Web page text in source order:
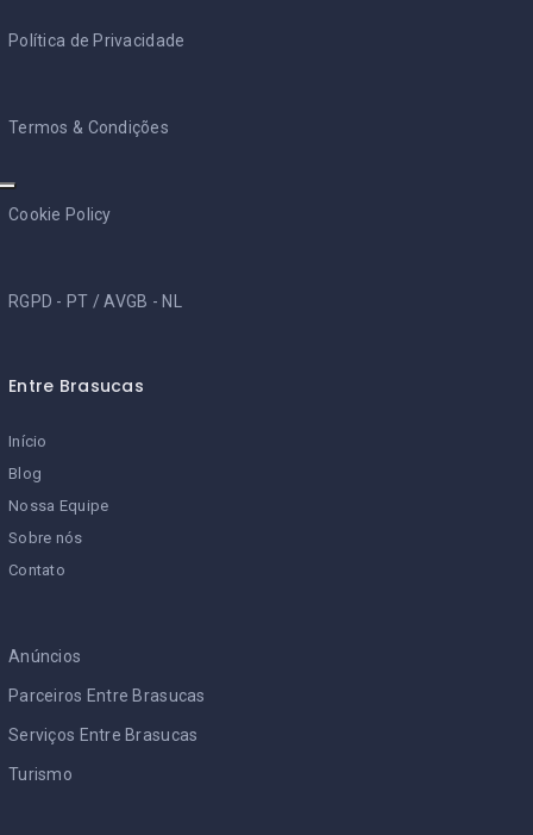
Política de Privacidade
Termos & Condições
Cookie Policy
RGPD - PT /AVGB - NL
Entre Brasucas
Início
Blog
Nossa Equipe
Sobre nós
Contato
Anúncios
Parceiros Entre Brasucas
Serviços Entre Brasucas
Turismo